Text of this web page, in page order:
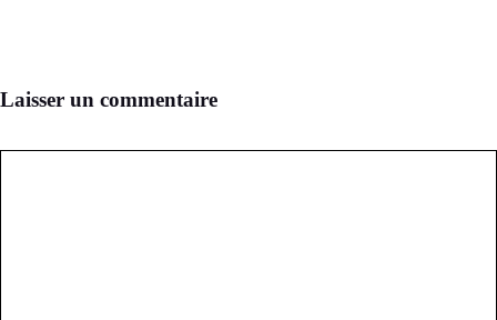
Laisser un commentaire